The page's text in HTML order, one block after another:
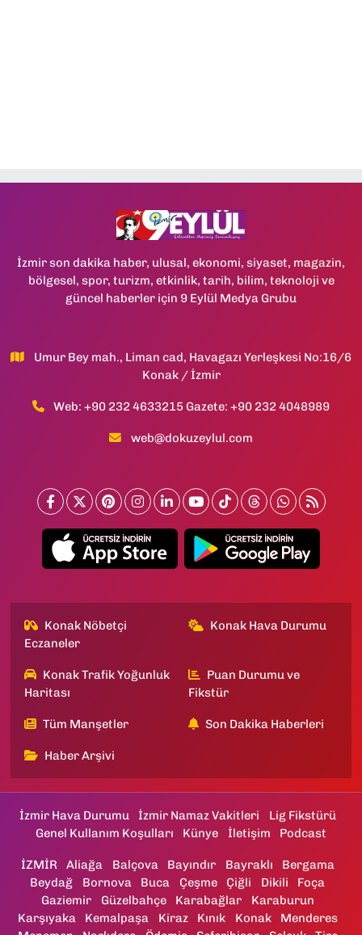
İzmir son dakika haber, ulusal, ekonomi, siyaset, magazin,
bölgesel, spor, turizm, etkinlik, tarih, bilim, teknoloji ve
güncel haberler için 9 Eylül Medya Grubu
Umur Bey mah., Liman cad, Havagazı Yerleşkesi No:16/6
Konak / İzmir
Web: +90 232 4633215 Gazete: +90 232 4048989
web@dokuzeylul.com
Konak Nöbetçi
Eczaneler
Konak Hava Durumu
Konak Trafik Yoğunluk
Haritası
Puan Durumu ve
Fikstür
Tüm Manşetler Son Dakika Haberleri
Haber Arşivi
İzmir Hava Durumu İzmir Namaz Vakitleri
Lig Fikstürü
Genel Kullanım Koşulları
Künye İletişim Podcast
İZMİR Aliağa Balçova Bayındır Bayraklı
Bergama
Beydağ
Bornova Buca Çeşme Çiğli Dikili
Foça
Gaziemir
Güzelbahçe Karabağlar
Karaburun
Karşıyaka
Kemalpaşa Kiraz Kınık Konak
Menderes